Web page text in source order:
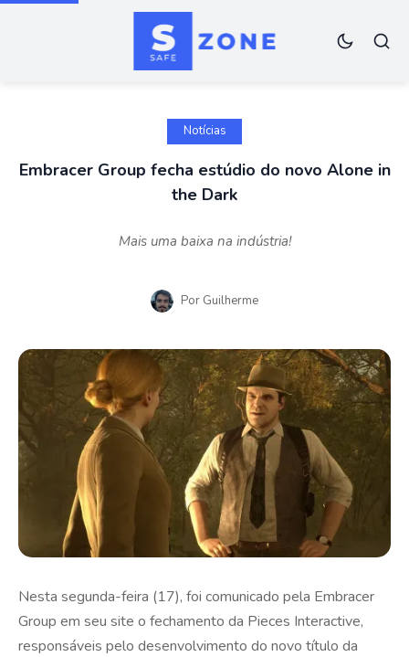
Notícias
Embracer Group fecha estúdio do novo Alone in
the Dark
Mais uma baixa na indústria!
Por Guilherme
Nesta segunda-feira (17), foi comunicado pela Embracer
Group em seu site o fechamento da Pieces Interactive,
responsáveis pelo desenvolvimento do novo título da